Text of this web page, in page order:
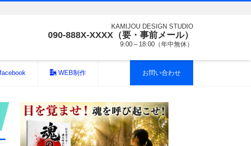
KAMIJOU DESIGN STUDIO
090-888X-XXXX（要・事前メール）
9:00～18:00（年中無休）
facebook WEB制作 お問い合わせ